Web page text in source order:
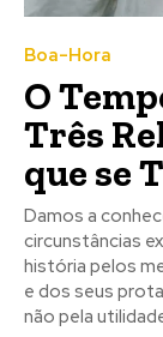
Boa-Hora
O
Três
que se
Damos a
circunstâncias
história pelos
e dos seus
não pela